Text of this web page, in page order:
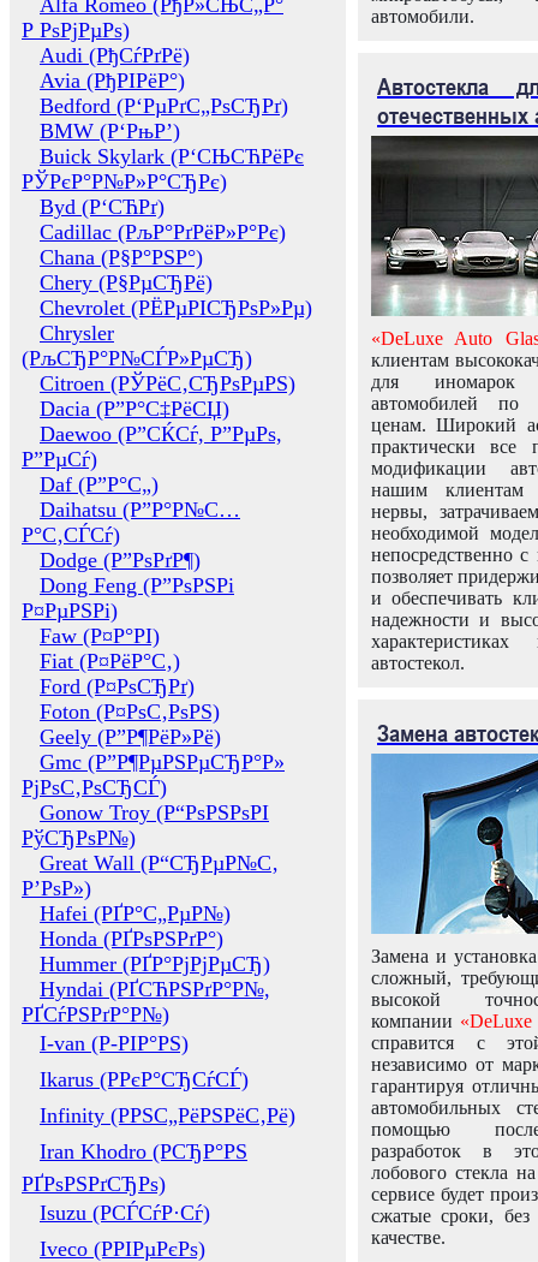
Alfa Romeo (РђР»СЊС„Р°
Р РѕРјРµРѕ)
Audi (РђСѓРґРё)
Avia (РђРІРёР°)
Bedford (Р‘РµРґС„РѕСЂРґ)
BMW (Р‘РњР’)
Buick Skylark (Р‘СЊСЋРёРє
РЎРєР°Р№Р»Р°СЂРє)
Byd (Р‘СЋРґ)
Cadillac (РљР°РґРёР»Р°Рє)
Chana (Р§Р°РЅР°)
Chery (Р§РµСЂРё)
Chevrolet (РЁРµРІСЂРѕР»Рµ)
Chrysler
(РљСЂР°Р№СЃР»РµСЂ)
Citroen (РЎРёС‚СЂРѕРµРЅ)
Dacia (Р”Р°С‡РёСЏ)
Daewoo (Р”СЌСѓ, Р”РµРѕ,
Р”РµСѓ)
Daf (Р”Р°С„)
Daihatsu (Р”Р°Р№С…
Р°С‚СЃСѓ)
Dodge (Р”РѕРґР¶)
Dong Feng (Р”РѕРЅРі
Р¤РµРЅРі)
Faw (Р¤Р°РІ)
Fiat (Р¤РёР°С‚)
Ford (Р¤РѕСЂРґ)
Foton (Р¤РѕС‚РѕРЅ)
Geely (Р”Р¶РёР»Рё)
Gmc (Р”Р¶РµРЅРµСЂР°Р»
РјРѕС‚РѕСЂСЃ)
Gonow Troy (Р“РѕРЅРѕРІ
РўСЂРѕР№)
Great Wall (Р“СЂРµР№С‚
Р’РѕР»)
Hafei (РҐР°С„РµР№)
Honda (РҐРѕРЅРґР°)
Hummer (РҐР°РјРјРµСЂ)
Hyndai (РҐСЋРЅРґР°Р№,
РҐСѓРЅРґР°Р№)
I-van (Р-РІР°РЅ)
Ikarus (РРєР°СЂСѓСЃ)
Infinity (РРЅС„РёРЅРёС‚Рё)
Iran Khodro (РСЂР°РЅ
РҐРѕРЅРґСЂРѕ)
Isuzu (РСЃСѓР·Сѓ)
Iveco (РРІРµРєРѕ)
автомобили.
Автостекла
отечественных
«DeLuxe Auto
клиентам
для иномарок
автомобилей
ценам. Широкий
практически все
модификации
нашим клиентам
нервы,
необходимой
непосредственно
позволяет
и обеспечивать
надежности и
автостекол.
Замена
Замена и
сложный,
высокой
компании «DeLuxe
справится с
независимо от
гарантируя
автомобильных
помощью
разработок в
лобового стекла
сервисе будет
сжатые сроки,
качестве.